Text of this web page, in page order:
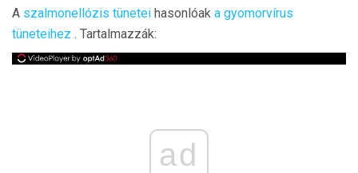
A szalmonellózis tünetei hasonlóak a gyomorvírus
tüneteihez . Tartalmazzák:
ad